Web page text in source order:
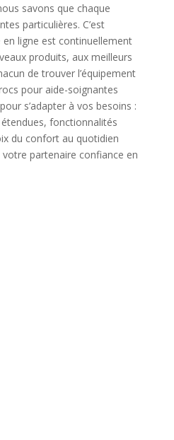
savons que chaque
particulières. C’est
ligne est continuellement
produits, aux meilleurs
de trouver l’équipement
pour aide-soignantes
s’adapter à vos besoins :
fonctionnalités
du confort au quotidien
partenaire confiance en